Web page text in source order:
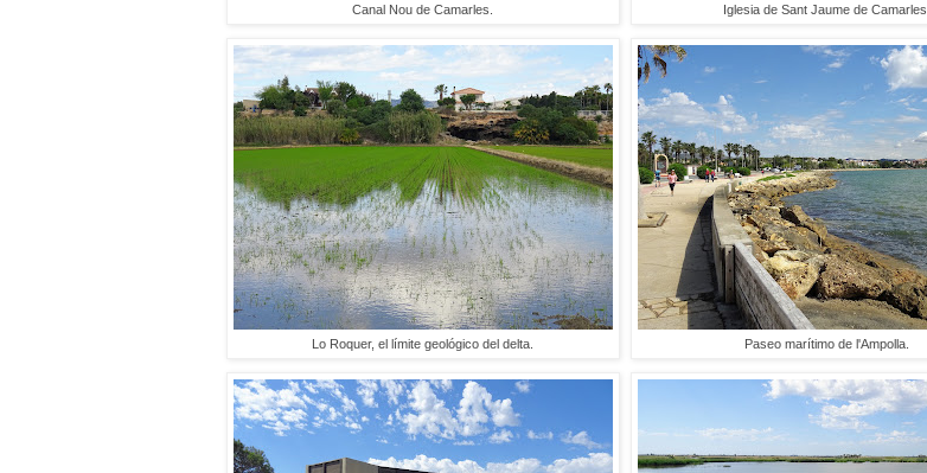
Canal Nou de Camarles. Iglesia de Sant Jaume de Camarles.
Lo Roquer, el límite geológico del delta. Paseo marítimo de l'Ampolla.